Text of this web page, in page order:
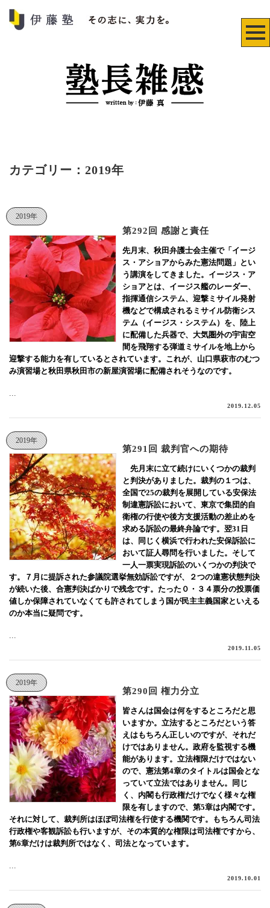
カテゴリー：2019年
2019年
第292回 感謝と責任
先月末、秋田弁護士会主催で「イージ
ス・アショアからみた憲法問題」とい
う講演をしてきました。イージス・ア
ショアとは、イージス艦のレーダー、
指揮通信システム、迎撃ミサイル発射
機などで構成されるミサイル防衛シス
テム（イージス・システム）を、陸上
に配備した兵器で、大気圏外の宇宙空
間を飛翔する弾道ミサイルを地上から
迎撃する能力を有しているとされています。これが、山口県萩市のむつ
み演習場と秋田県秋田市の新屋演習場に配備されそうなのです。
...
2019.12.05
2019年
第291回 裁判官への期待
先月末に立て続けにいくつかの裁判
と判決がありました。裁判の１つは、
全国で25の裁判を展開している安保法
制違憲訴訟において、東京で集団的自
衛権の行使や後方支援活動の差止めを
求める訴訟の最終弁論です。翌31日
は、同じく横浜で行われた安保訴訟に
おいて証人尋問を行いました。そして
一人一票実現訴訟のいくつかの判決で
す。７月に提訴された参議院選挙無効訴訟ですが、２つの違憲状態判決
が続いた後、合憲判決ばかりで残念です。たった０・３４票分の投票価
値しか保障されていなくても許されてしまう国が民主主義国家といえる
のか本当に疑問です。
...
2019.11.05
2019年
第290回 権力分立
皆さんは国会は何をするところだと思
いますか。立法するところだという答
えはもちろん正しいのですが、それだ
けではありません。政府を監視する機
能があります。立法権限だけではない
ので、憲法第4章のタイトルは国会とな
っていて立法ではありません。同じ
く、内閣も行政権だけでなく様々な権
限を有しますので、第5章は内閣です。
それに対して、裁判所はほぼ司法権を行使する機関です。もちろん司法
行政権や客観訴訟も行いますが、その本質的な権限は司法権ですから、
第6章だけは裁判所ではなく、司法となっています。
...
2019.10.01